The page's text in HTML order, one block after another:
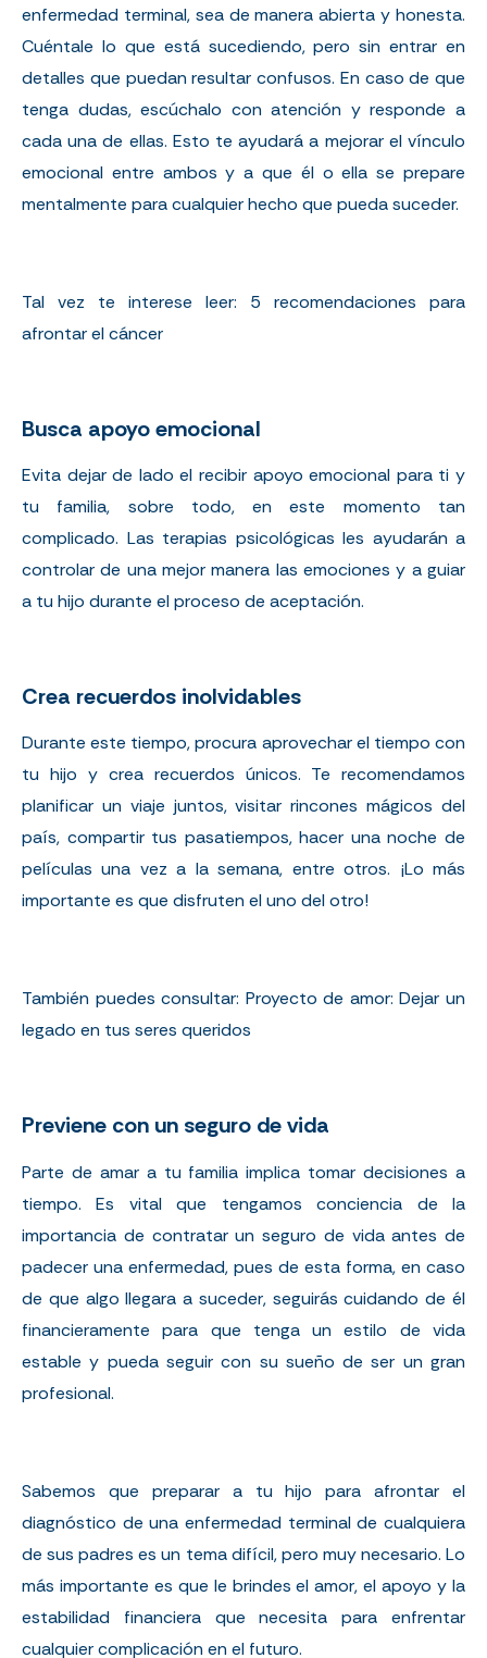
enfermedad terminal, sea de manera abierta y honesta.
Cuéntale lo que está sucediendo, pero sin entrar en
detalles que puedan resultar confusos. En caso de que
tenga dudas, escúchalo con atención y responde a
cada una de ellas. Esto te ayudará a mejorar el vínculo
emocional entre ambos y a que él o ella se prepare
mentalmente para cualquier hecho que pueda suceder.
Tal vez te interese leer: 5 recomendaciones para
afrontar el cáncer
Busca apoyo emocional
Evita dejar de lado el recibir apoyo emocional para ti y
tu familia, sobre todo, en este momento tan
complicado. Las terapias psicológicas les ayudarán a
controlar de una mejor manera las emociones y a guiar
a tu hijo durante el proceso de aceptación.
Crea recuerdos inolvidables
Durante este tiempo, procura aprovechar el tiempo con
tu hijo y crea recuerdos únicos. Te recomendamos
planificar un viaje juntos, visitar rincones mágicos del
país, compartir tus pasatiempos, hacer una noche de
películas una vez a la semana, entre otros. ¡Lo más
importante es que disfruten el uno del otro!
También puedes consultar: Proyecto de amor: Dejar un
legado en tus seres queridos
Previene con un seguro de vida
Parte de amar a tu familia implica tomar decisiones a
tiempo. Es vital que tengamos conciencia de la
importancia de contratar un seguro de vida antes de
padecer una enfermedad, pues de esta forma, en caso
de que algo llegara a suceder, seguirás cuidando de él
financieramente para que tenga un estilo de vida
estable y pueda seguir con su sueño de ser un gran
profesional.
Sabemos que preparar a tu hijo para afrontar el
diagnóstico de una enfermedad terminal de cualquiera
de sus padres es un tema difícil, pero muy necesario. Lo
más importante es que le brindes el amor, el apoyo y la
estabilidad financiera que necesita para enfrentar
cualquier complicación en el futuro.